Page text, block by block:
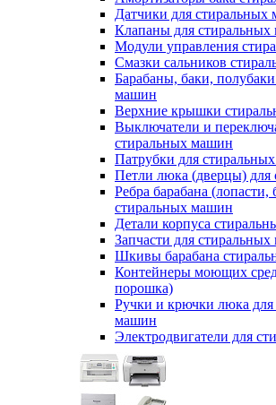
Датчики для стиральных
Клапаны для
Модули управления
Смазки сальников
Барабаны, баки,
машин
Верхние крышки
Выключатели и
стиральных машин
Патрубки для
Петли люка (дверцы)
Ребра барабана
стиральных машин
Детали корпуса
Запчасти для
Шкивы барабана
Контейнеры моющих
порошка)
Ручки и крючки люка для
машин
Электродвигатели для